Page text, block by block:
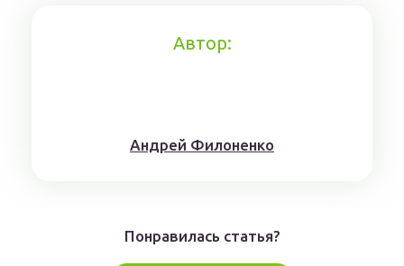
Автор:
Aндрeй Филoнeнкo
Понравилась статья?